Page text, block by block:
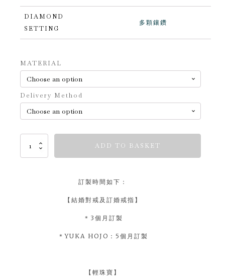
DIAMOND
SETTING
多顆鑲鑽
MATERIAL
Delivery Method
Timeless
quantity
ADD TO BASKET
Alternative:
訂製時間如下：
【結婚對戒及訂婚戒指】
＊3個月訂製
＊YUKA HOJO：5個月訂製
【輕珠寶】